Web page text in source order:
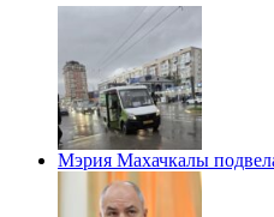
Мэрия Махачкалы